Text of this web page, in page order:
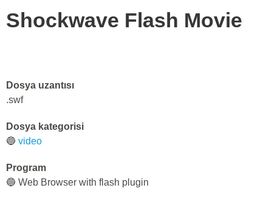
Shockwave Flash Movie
Dosya uzantısı
.swf
Dosya kategorisi
🔵 video
Program
🔵 Web Browser with flash plugin